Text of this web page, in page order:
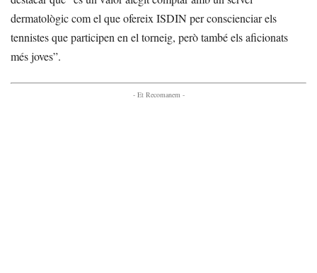
dermatològic com el que ofereix ISDIN per conscienciar els
tennistes que participen en el torneig, però també els aficionats
més joves”.
- Et Recomanem -